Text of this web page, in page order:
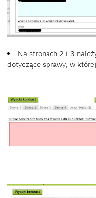
Na stronach 2 i 3
dotyczące sprawy, w